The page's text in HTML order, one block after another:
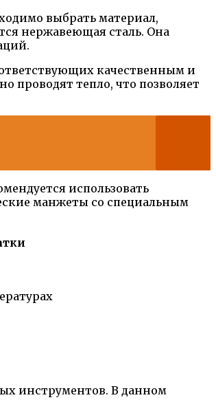
выбрать материал,
нержавеющая сталь. Она
качественным и
проводят тепло, что позволяет
использовать
манжеты со специальным
инструментов. В данном